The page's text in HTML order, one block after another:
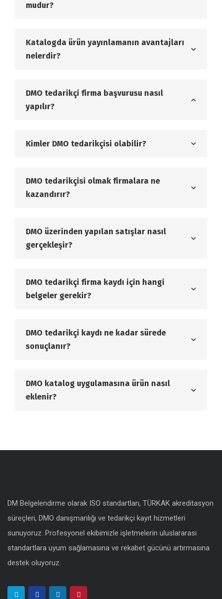
mudur?
Katalogda ürün yayınlamanın avantajları
nelerdir?
DMO tedarikçi firma başvurusu nasıl
yapılır?
Kimler DMO tedarikçisi olabilir?
DMO tedarikçisi olmak firmalara ne
kazandırır?
DMO üzerinden yapılan satışlar nasıl
gerçekleşir?
DMO tedarikçi firma kaydı için hangi
belgeler gerekir?
DMO tedarikçi kaydı ne kadar sürede
sonuçlanır?
DMO katalog uygulamasına ürün nasıl
eklenir?
DM Belgelendirme olarak ISO standartları, TÜRKAK akreditasyon
süreçleri, DMO danışmanlığı ve tedarikçi kayıt hizmetleri
sunuyoruz. Profesyonel ekibimizle işletmelerin uluslararası
standartlara uyum sağlamasına ve rekabet gücünü artırmasına
destek oluyoruz.